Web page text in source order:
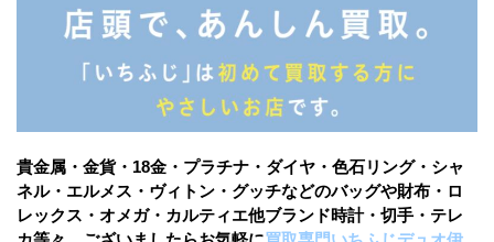
貴金属・金貨・18金・プラチナ・ダイヤ・色石リング・シャ
ネル・エルメス・ヴィトン・グッチなどのバッグや財布・ロ
レックス・オメガ・カルティエ他ブランド時計・切手・テレ